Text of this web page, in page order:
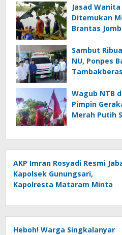
Jasad
Ditemukan
Brantas
Sambut
NU, Ponpes
Wagub NTB
Pimpin
Merah Putih
AKP Imran Rosyadi Resmi
Kapolsek Gunungsari,
Kapolresta Mataram Minta
Heboh! Warga Singkalanyar